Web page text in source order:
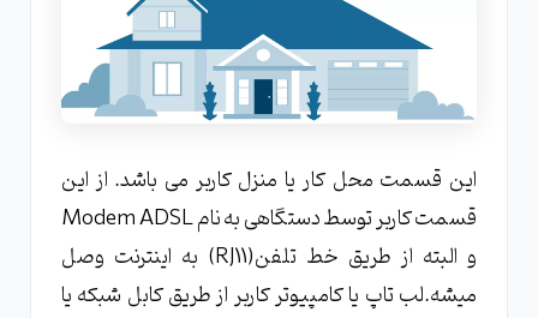
این قسمت محل کار یا منزل کاربر می باشد. از این
قسمت کاربر توسط دستگاهی به نام Modem ADSL
و البته از طریق خط تلفن(RJ11) به اینترنت وصل
میشه.لب تاپ یا کامپیوتر کاربر از طریق کابل شبکه یا